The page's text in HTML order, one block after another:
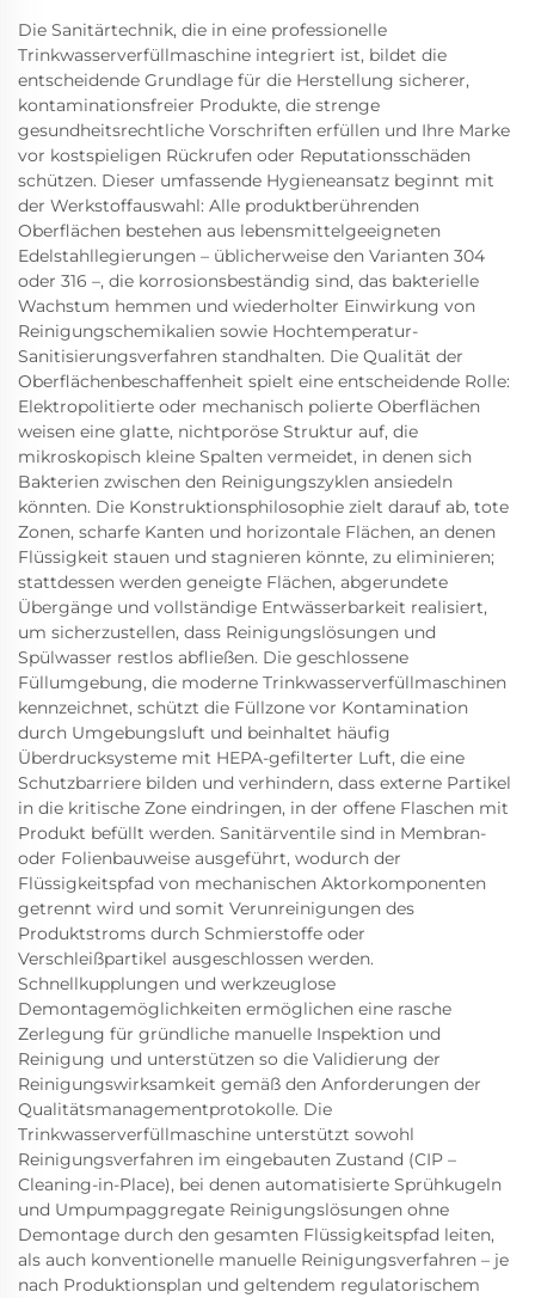
Die Sanitärtechnik, die in eine professionelle
Trinkwasserverfüllmaschine integriert ist, bildet die
entscheidende Grundlage für die Herstellung sicherer,
kontaminationsfreier Produkte, die strenge
gesundheitsrechtliche Vorschriften erfüllen und Ihre Marke
vor kostspieligen Rückrufen oder Reputationsschäden
schützen. Dieser umfassende Hygieneansatz beginnt mit
der Werkstoffauswahl: Alle produktberührenden
Oberflächen bestehen aus lebensmittelgeeigneten
Edelstahllegierungen – üblicherweise den Varianten 304
oder 316 –, die korrosionsbeständig sind, das bakterielle
Wachstum hemmen und wiederholter Einwirkung von
Reinigungschemikalien sowie Hochtemperatur-
Sanitisierungsverfahren standhalten. Die Qualität der
Oberflächenbeschaffenheit spielt eine entscheidende Rolle:
Elektropolitierte oder mechanisch polierte Oberflächen
weisen eine glatte, nichtporöse Struktur auf, die
mikroskopisch kleine Spalten vermeidet, in denen sich
Bakterien zwischen den Reinigungszyklen ansiedeln
könnten. Die Konstruktionsphilosophie zielt darauf ab, tote
Zonen, scharfe Kanten und horizontale Flächen, an denen
Flüssigkeit stauen und stagnieren könnte, zu eliminieren;
stattdessen werden geneigte Flächen, abgerundete
Übergänge und vollständige Entwässerbarkeit realisiert,
um sicherzustellen, dass Reinigungslösungen und
Spülwasser restlos abfließen. Die geschlossene
Füllumgebung, die moderne Trinkwasserverfüllmaschinen
kennzeichnet, schützt die Füllzone vor Kontamination
durch Umgebungsluft und beinhaltet häufig
Überdrucksysteme mit HEPA-gefilterter Luft, die eine
Schutzbarriere bilden und verhindern, dass externe Partikel
in die kritische Zone eindringen, in der offene Flaschen mit
Produkt befüllt werden. Sanitärventile sind in Membran-
oder Folienbauweise ausgeführt, wodurch der
Flüssigkeitspfad von mechanischen Aktorkomponenten
getrennt wird und somit Verunreinigungen des
Produktstroms durch Schmierstoffe oder
Verschleißpartikel ausgeschlossen werden.
Schnellkupplungen und werkzeuglose
Demontagemöglichkeiten ermöglichen eine rasche
Zerlegung für gründliche manuelle Inspektion und
Reinigung und unterstützen so die Validierung der
Reinigungswirksamkeit gemäß den Anforderungen der
Qualitätsmanagementprotokolle. Die
Trinkwasserverfüllmaschine unterstützt sowohl
Reinigungsverfahren im eingebauten Zustand (CIP –
Cleaning-in-Place), bei denen automatisierte Sprühkugeln
und Umpumpaggregate Reinigungslösungen ohne
Demontage durch den gesamten Flüssigkeitspfad leiten,
als auch konventionelle manuelle Reinigungsverfahren – je
nach Produktionsplan und geltendem regulatorischem